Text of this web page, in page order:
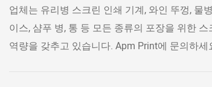
업체는 유리병 스크린 인쇄 기계, 와인 뚜껑, 물
이스, 샴푸 병, 통 등 모든 종류의 포장을 위한
역량을 갖추고 있습니다. Apm Print에 문의하세